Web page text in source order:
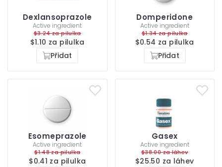
Dexlansoprazole
Active ingredient
$3.24 za pilulka
$1.10 za pilulka
Přidat
Domperidone
Active ingredient
$1.34 za pilulka
$0.54 za pilulka
Přidat
Esomeprazole
Active ingredient
$1.48 za pilulka
$0.41 za pilulka
Gasex
Active ingredient
$38.00 za láhev
$25.50 za láhev